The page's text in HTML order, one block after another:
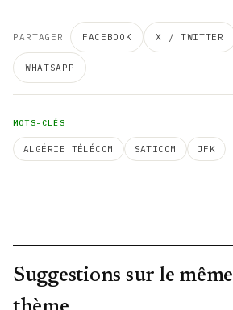
PARTAGER FACEBOOK X / TWITTER
WHATSAPP
MOTS-CLÉS
ALGÉRIE TÉLÉCOM SATICOM JFK
Suggestions sur le même